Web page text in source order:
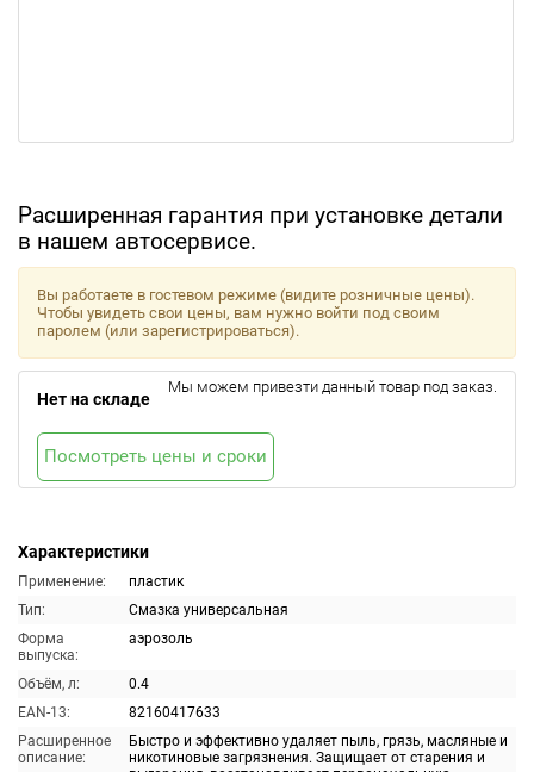
Расширенная гарантия при установке детали
в нашем автосервисе.
Характеристики
Применение:
пластик
Тип:
Смазка универсальная
Форма
выпуска:
аэрозоль
Объём, л:
0.4
EAN-13:
82160417633
Расширенное
описание:
Быстро и эффективно удаляет пыль, грязь, масляные и
никотиновые загрязнения. Защищает от старения и
Вы работаете в гостевом режиме (видите розничные цены).
Чтобы увидеть свои цены, вам нужно войти под своим
паролем (или зарегистрироваться).
Нет на складе
Мы можем привезти данный товар под заказ.
Посмотреть цены и сроки